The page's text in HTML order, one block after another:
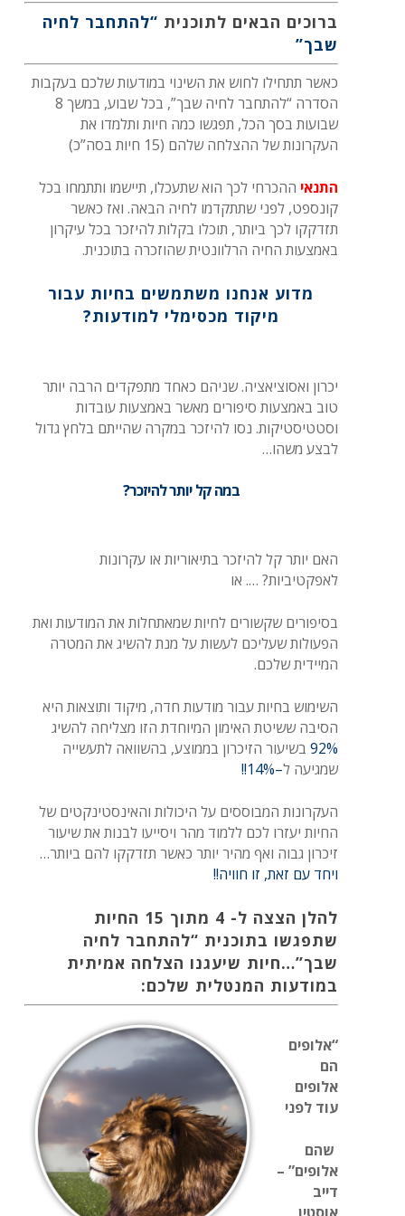
ברוכים הבאים לתוכנית “להתחבר לחיה
שבך”
כאשר תתחילו לחוש את השינוי במודעות שלכם בעקבות
הסדרה “להתחבר לחיה שבך”, בכל שבוע, במשך 8
שבועות בסך הכל, תפגשו כמה חיות ותלמדו את
העקרונות של ההצלחה שלהם (15 חיות בסה”כ)
התנאי ההכרחי לכך הוא שתעכלו, תיישמו ותתמחו בכל
קונספט, לפני שתתקדמו לחיה הבאה. ואז כאשר
תזדקקו לכך ביותר, תוכלו בקלות להיזכר בכל עיקרון
באמצעות החיה הרלוונטית שהוזכרה בתוכנית.
מדוע אנחנו משתמשים בחיות עבור
מיקוד מכסימלי למודעות?
יכרון ואסוציאציה. שניהם כאחד מתפקדים הרבה יותר
טוב באמצעות סיפורים מאשר באמצעות עובדות
וסטטיסטיקות. נסו להיזכר במקרה שהייתם בלחץ גדול
לבצע משהו…
במה קל יותר להיזכר?
האם יותר קל להיזכר בתיאוריות או עקרונות
לאפקטיביות? …. או
בסיפורים שקשורים לחיות שמאתחלות את המודעות ואת
הפעולות שעליכם לעשות על מנת להשיג את המטרה
המיידית שלכם.
השימוש בחיות עבור מודעות חדה, מיקוד ותוצאות היא
הסיבה ששיטת האימון המיוחדת הזו מצליחה להשיג
92% בשיעור הזיכרון בממוצע, בהשוואה לתעשייה
שמגיעה ל–
14%!!
העקרונות המבוססים על היכולות והאינסטינקטים של
החיות יעזרו לכם ללמוד מהר ויסייעו לבנות את שיעור
זיכרון גבוה ואף מהיר יותר כאשר תזדקקו להם ביותר…
ויחד עם זאת, זו חוויה!!
להלן הצצה ל- 4 מתוך 15 החיות
שתפגשו בתוכנית “להתחבר לחיה
שבך”…חיות שיעגנו הצלחה אמיתית
במודעות המנטלית שלכם:
“אלופים
הם
אלופים
עוד לפני
שהם
אלופים” –
דייב